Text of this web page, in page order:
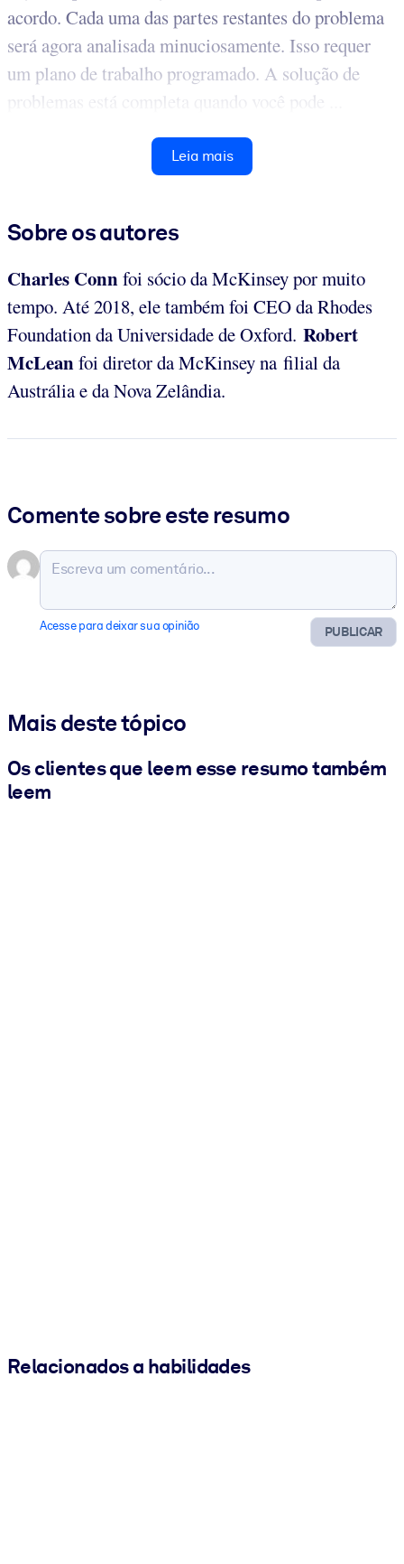
acordo. Cada uma das partes restantes do problema
será agora analisada minuciosamente. Isso requer
um plano de trabalho programado. A solução de
problemas está completa quando você pode ...
Leia mais
Sobre os autores
Charles Connfoi sócio da McKinsey por muito
tempo. Até 2018, ele também foi CEO da Rhodes
Foundation da Universidade de Oxford. Robert
McLeanfoi diretor da McKinsey na filial da
Austrália e da Nova Zelândia.
Comente sobre este resumo
PUBLICAR
Acesse para deixar sua opinião
Mais deste tópico
Os clientes que leem esse resumo também
leem
Relacionados a habilidades